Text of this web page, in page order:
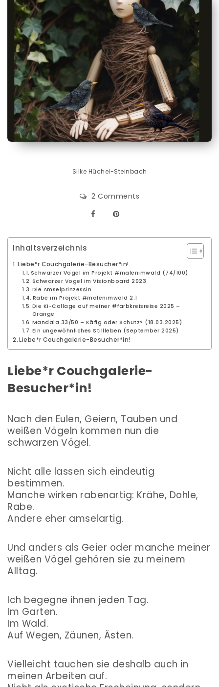
Silke Hüchel-Steinbach
2 Comments
Inhaltsverzeichnis
Liebe*r Couchgalerie-Besucher*in!
Schwarzer Vogel im Projekt #malenimwald (74/100)
Schwarzer Vogel im Visionboard 2023
Die Amselprinzessin
Rabe im Projekt #malenimwald 2.1
Die KI-Collage auf meiner #farbkreisreise 2025 –
Orange
Mandala 33/50 – Käfig oder Schutz? (18.03.2025)
Ein ungewöhnliches Stillleben (September 2025)
Liebe*r Couchgalerie-Besucher*in!
Liebe*r Couchgalerie-
Besucher*in!
Nach den Eulen, Geiern, Tauben und
weißen Vögeln kommen nun die
schwarzen Vögel.
Nicht alle lassen sich eindeutig
bestimmen.
Manche wirken rabenartig: Krähe, Dohle,
Rabe.
Andere eher amselartig.
Und anders als Geier oder manche meiner
weißen Vögel gehören sie zu meinem
Alltag.
Ich begegne ihnen jeden Tag.
Im Garten.
Im Wald.
Auf Wegen, Zäunen, Ästen.
Vielleicht tauchen sie deshalb auch in
meinen Arbeiten auf.